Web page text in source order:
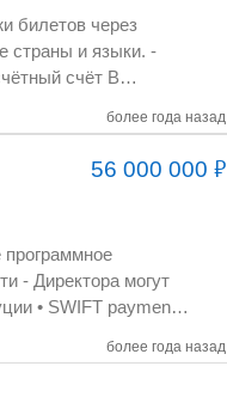
более года назад
счёт В
Redis 5 000
56 000 000₽
более года назад